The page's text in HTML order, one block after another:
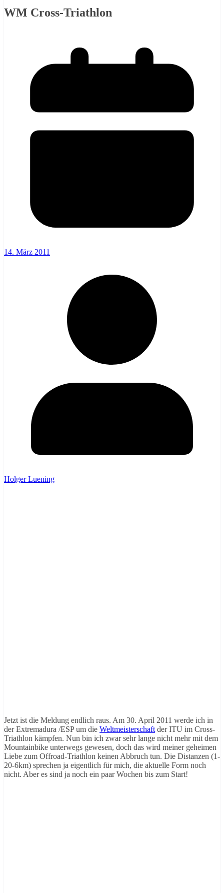
WM Cross-Triathlon
14. März 2011
Holger Luening
Jetzt ist die Meldung endlich raus. Am 30. April 2011 werde ich in
der Extremadura /ESP um die Weltmeisterschaft der ITU im Cross-
Triathlon kämpfen. Nun bin ich zwar sehr lange nicht mehr mit dem
Mountainbike unterwegs gewesen, doch das wird meiner geheimen
Liebe zum Offroad-Triathlon keinen Abbruch tun. Die Distanzen (1-
20-6km) sprechen ja eigentlich für mich, die aktuelle Form noch
nicht. Aber es sind ja noch ein paar Wochen bis zum Start!